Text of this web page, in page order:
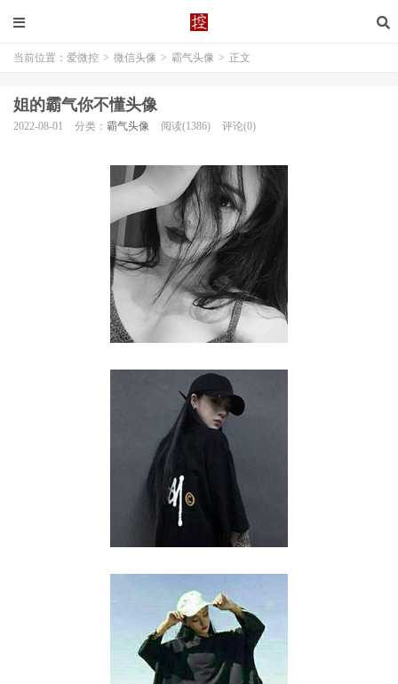
当前位置： 爱微控 > 微信头像 > 霸气头像 > 正文
姐的霸气你不懂头像
2022-08-01 分类： 霸气头像 阅读(1386) 评论(0)